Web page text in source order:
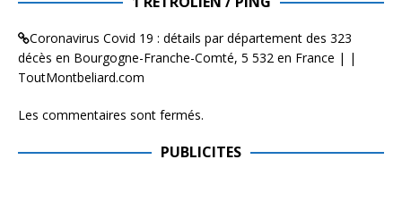
Coronavirus Covid 19 : détails par département des 323
décès en Bourgogne-Franche-Comté, 5 532 en France | |
ToutMontbeliard.com
Les commentaires sont fermés.
PUBLICITES